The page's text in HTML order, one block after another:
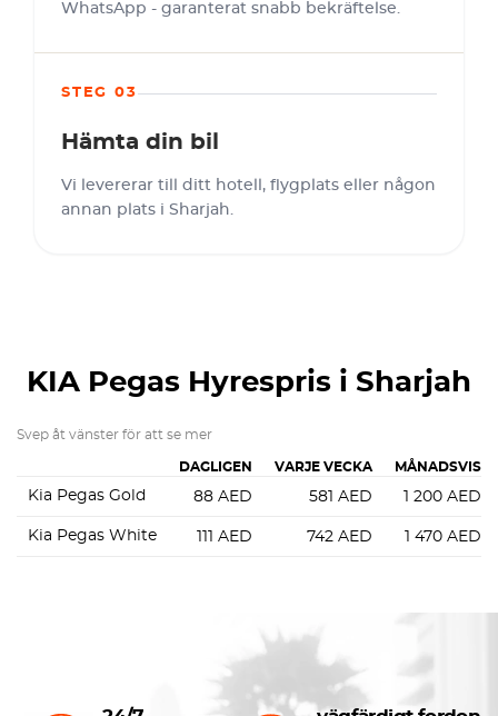
WhatsApp - garanterat snabb bekräftelse.
STEG 03
Hämta din bil
Vi levererar till ditt hotell, flygplats eller någon
annan plats i Sharjah.
KIA Pegas Hyrespris i Sharjah
Svep åt vänster för att se mer
DAGLIGEN VARJE VECKA MÅNADSVIS
Kia Pegas Gold 88 AED 581 AED 1 200 AED
Kia Pegas White AED 742 AED 1 470 AED